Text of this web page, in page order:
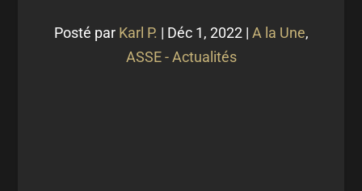
Posté par Karl P. | Déc 1, 2022| A la Une,
ASSE - Actualités